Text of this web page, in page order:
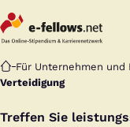
Startseite
Für Unternehmen und
Verteidigung
Treffen Sie
: